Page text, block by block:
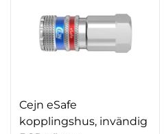
Cejn eSafe
kopplingshus, invändig